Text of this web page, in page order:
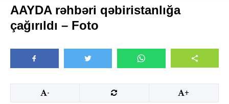
AAYDA rəhbəri qəbiristanlığa
çağırıldı – Foto
- +